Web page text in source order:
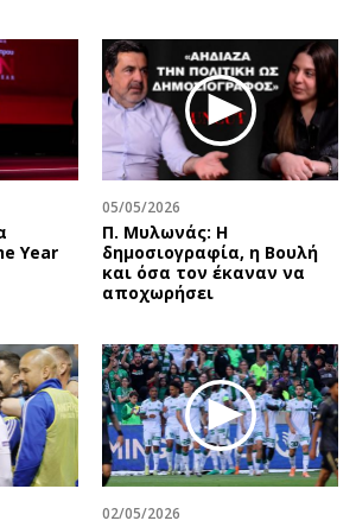
Year
05/05/2026
Π. Μυλωνάς: Η
δημοσιογραφία, η Βουλή
και όσα τον έκαναν να
αποχωρήσει
02/05/2026